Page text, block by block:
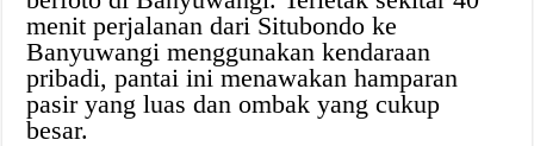
menit perjalanan dari Situbondo ke
Banyuwangi menggunakan kendaraan
pribadi, pantai ini menawakan hamparan
pasir yang luas dan ombak yang cukup
besar.